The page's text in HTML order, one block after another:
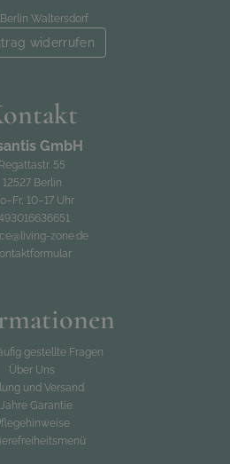
Berlin Waltersdorf
widerrufen
GmbH
Regattastr. 55
12527 Berlin
10–17 Uhr
zone.de
gestellte Fragen
Über Uns
und Versand
Garantie